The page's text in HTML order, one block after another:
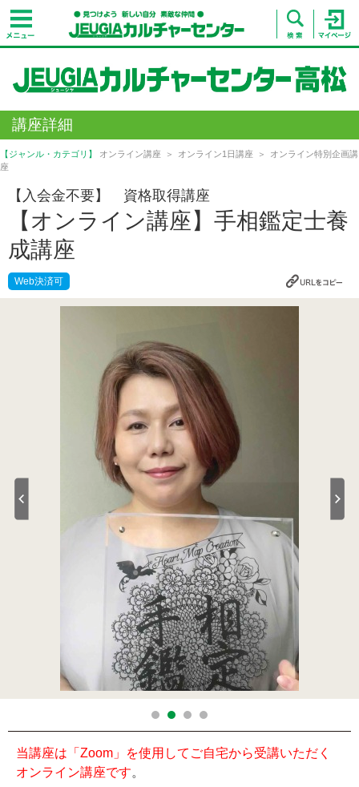
講座詳細
【ジャンル・カテゴリ】 オンライン講座 オンライン1日講座
オンライン特別企画講
座
【入会金不要】 資格取得講座
【オンライン講座】手相鑑定士養
成講座
Web決済可
当講座は「Zoom」を使用してご自宅から受講いただく
オンライン講座です。